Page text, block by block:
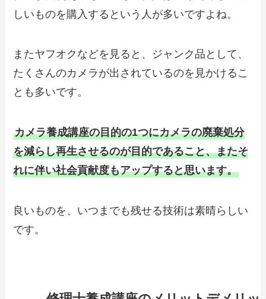
しいものを購入するという人が多いですよね。
またヤフオクなどを見ると、ジャンク品として、
たくさんのカメラが出されているのを見かけるこ
とも多いです。
カメラ養成講座の目的の1つにカメラの廃棄処分
を減らし再生させるのが目的であること、またそ
れに伴い社会貢献度もアップすると思います。
良いものを、いつまでも残せる技術は素晴らしい
です。